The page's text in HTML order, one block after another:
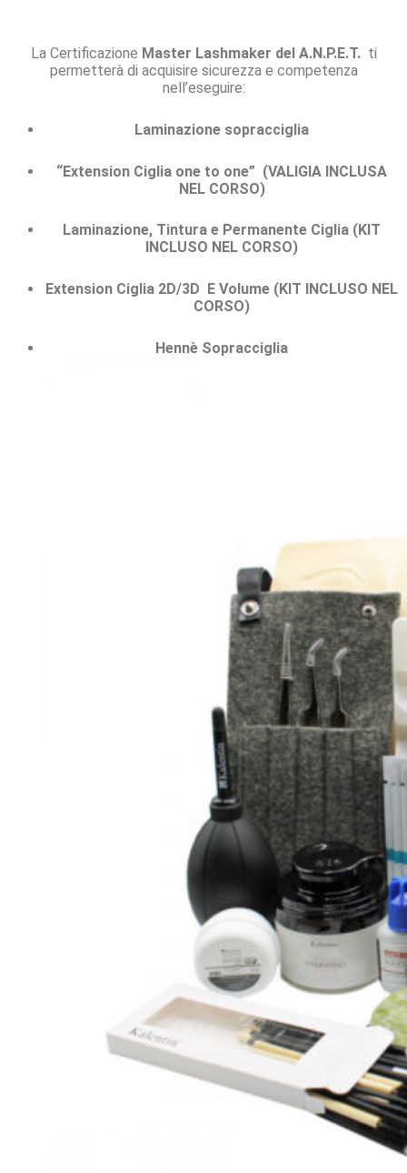
La Certificazione Master Lashmaker del A.N.P.E.T.ti
permetterà di acquisire sicurezza e competenza
nell’eseguire:
Laminazione sopracciglia
“Extension Ciglia one to one” (VALIGIA INCLUSA
NEL CORSO)
Laminazione, Tintura e Permanente Ciglia (KIT
INCLUSO NEL CORSO)
Extension Ciglia 2D/3D E Volume (KIT INCLUSO NEL
CORSO)
Hennè Sopracciglia